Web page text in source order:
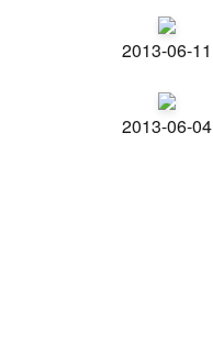
2013-06-11
2013-06-04